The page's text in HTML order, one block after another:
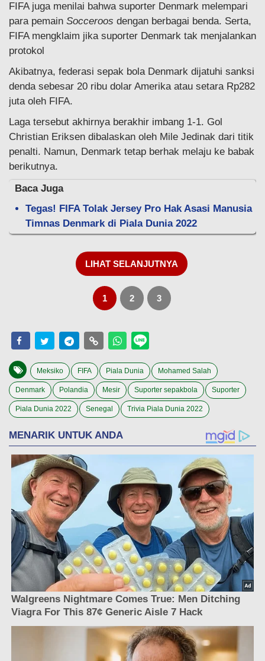
FIFA juga menilai bahwa suporter Denmark melempari
para pemain Socceroos dengan berbagai benda. Serta,
FIFA mengklaim jika suporter Denmark tak menjalankan
protokol
Akibatnya, federasi sepak bola Denmark dijatuhi sanksi
denda sebesar 20 ribu dolar Amerika atau setara Rp282
juta oleh FIFA.
Laga tersebut akhirnya berakhir imbang 1-1. Gol
Christian Eriksen dibalaskan oleh Mile Jedinak dari titik
penalti. Namun, Denmark tetap berhak melaju ke babak
berikutnya.
Baca Juga
Tegas! FIFA Tolak Jersey Pro Hak Asasi Manusia
Timnas Denmark di Piala Dunia 2022
LIHAT SELANJUTNYA
1 2 3
Meksiko FIFA Piala Dunia Mohamed Salah
Denmark Polandia Mesir Suporter sepakbola Suporter
Piala Dunia 2022 Senegal Trivia Piala Dunia 2022